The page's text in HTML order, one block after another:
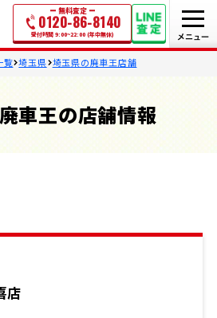
無料査定
0120-86-8140
受付時間 9:00~22:00 (年中無休)
覧 埼玉県 埼玉県の廃車王店舗
車王の店舗情報
店